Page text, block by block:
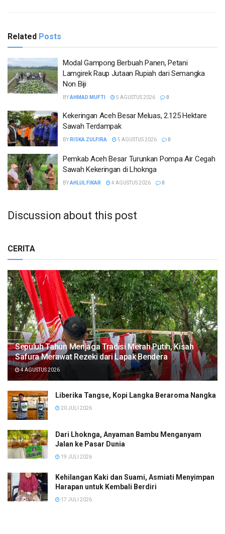
Related Posts
Modal Gampong Berbuah Panen, Petani
Lamgirek Raup Jutaan Rupiah dari Semangka
Non Biji
BYAHMAD MUFTI 5 AGUSTUS 2026 0
Kekeringan Aceh Besar Meluas, 2.125 Hektare
Sawah Terdampak
BY RISKA ZULFIRA 5 AGUSTUS 2026 0
Pemkab Aceh Besar Turunkan Pompa Air Cegah
Sawah Kekeringan di Lhoknga
BYAHLUL FIKAR 4 AGUSTUS 2026 0
Discussion about this post
CERITA
Sepuluh Tahun Menjaga Tradisi Merah Putih, Kisah
Safura Merawat Rezeki dari Lapak Bendera
4 AGUSTUS 2026
Liberika Tangse, Kopi Langka Beraroma Nangka
20 JULI 2026
Dari Lhoknga, Anyaman Bambu Menganyam
Jalan ke Pasar Dunia
19 JULI 2026
Kehilangan Kaki dan Suami, Asmiati Menyimpan
Harapan untuk Kembali Berdiri
17 JULI 2026